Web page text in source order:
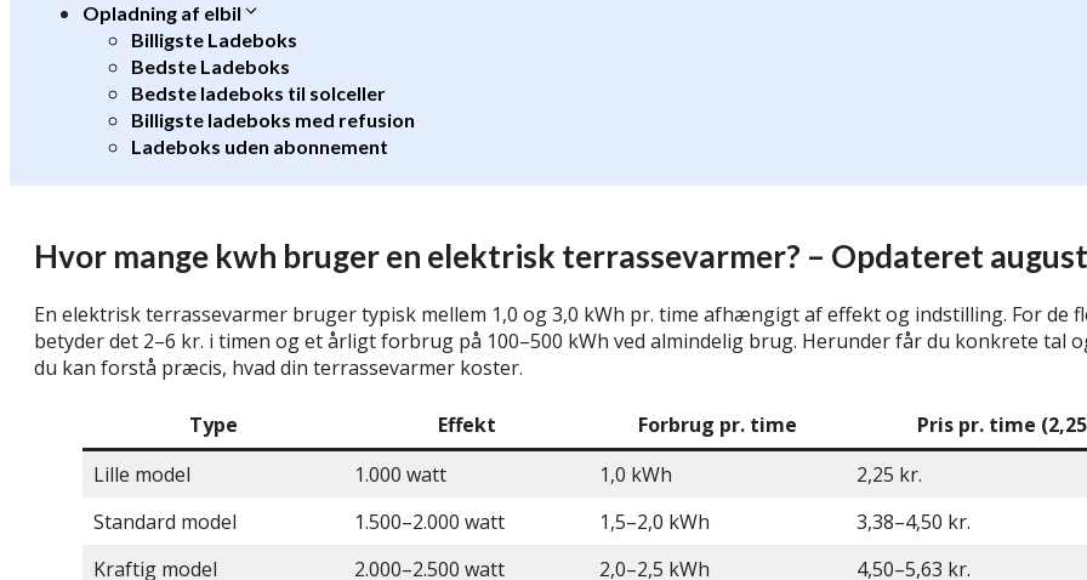
Opladning af elbil
Billigste Ladeboks
Bedste Ladeboks
Bedste ladeboks til solceller
Billigste ladeboks med refusion
Ladeboks uden abonnement
Hvor mange kwh bruger en elektrisk terrassevarmer? – Opdateret
En elektrisk terrassevarmer bruger typisk mellem 1,0 og 3,0 kWh pr. time afhængigt af effekt og indstilling. For de
betyder det 2–6 kr. i timen og et årligt forbrug på 100–500 kWh ved almindelig brug. Herunder får du konkrete tal
du kan forstå præcis, hvad din terrassevarmer koster.
Type Effekt Forbrug pr. time
Pris pr. time
Lille model
1.000 watt 1,0 kWh
2,25 kr.
Standard model
1.500–2.000 watt 1,5–2,0 kWh
3,38–4,50 kr.
Kraftig model
2.000–2.500 watt 2,0–2,5 kWh
4,50–5,63 kr.